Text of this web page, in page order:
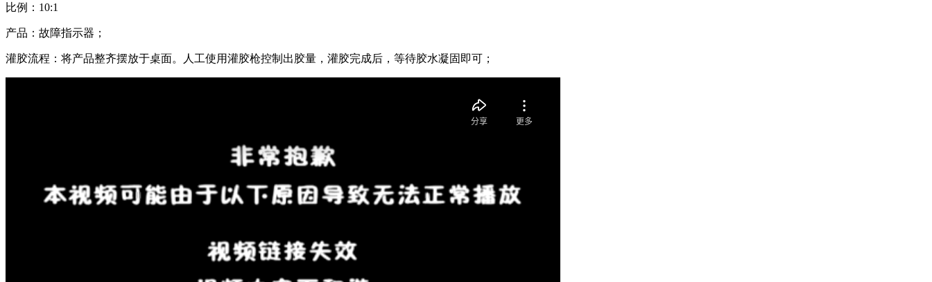
比例：10:1
产品：故障指示器；
灌胶流程：将产品整齐摆放于桌面。人工使用灌胶枪控制出胶量，灌胶完成后，等待胶水凝固即可；